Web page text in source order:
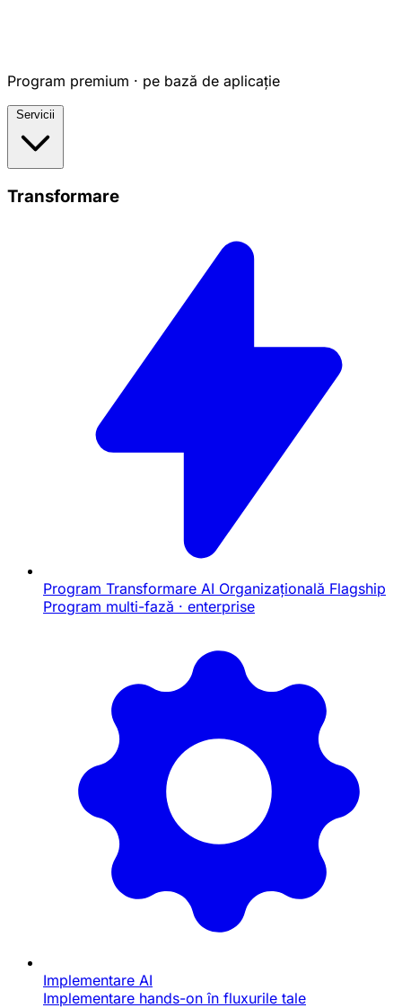
Program premium · pe bază de aplicație
Servicii
Transformare
Program Transformare AI Organizațională Flagship
Program multi-fază · enterprise
Implementare AI
Implementare hands-on în fluxurile tale